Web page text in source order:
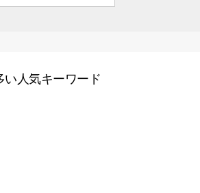
い人気キーワード